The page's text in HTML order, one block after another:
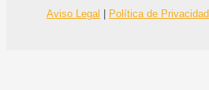
Aviso Legal
Política de Privacidad